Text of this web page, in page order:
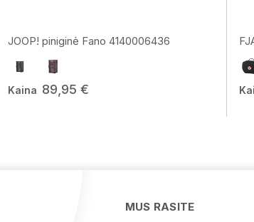
JOOP! piniginė Fano 4140006436
Kaina 89,95 €
MUS RASITE